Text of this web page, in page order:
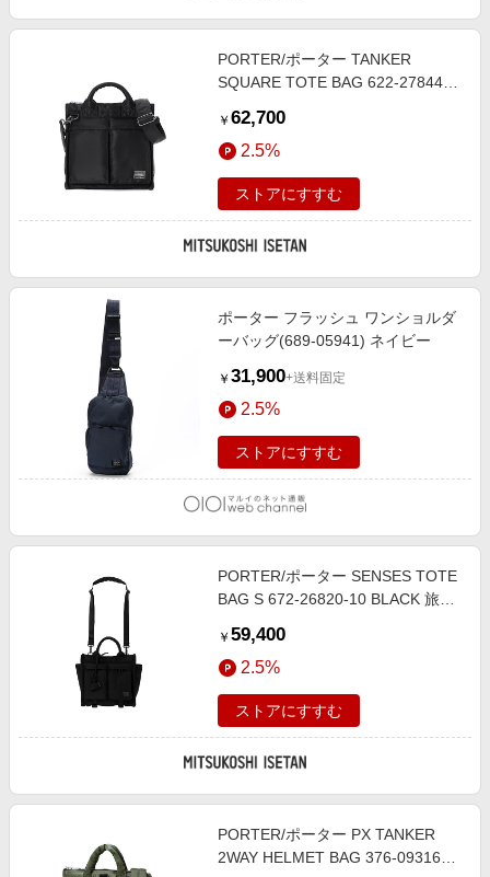
金融・マネー・保険
ビジネス・その他サービス
Samsung ボーナスキャンペーン
PORTER/ポーター TANKER
SQUARE TOTE BAG 622-27844
公式】
￥ 62,700
2.5%
ストアにすすむ
ポーター フラッシュ ワンショルダ
ーバッグ(689-05941) ネイビー
￥ 31,900+送料固定
2.5%
ストアにすすむ
PORTER/ポーター SENSES TOTE
BAG S 672-26820-10 BLACK 旅行
式】
￥ 59,400
2.5%
ストアにすすむ
PORTER/ポーター PX TANKER
2WAY HELMET BAG 376-09316